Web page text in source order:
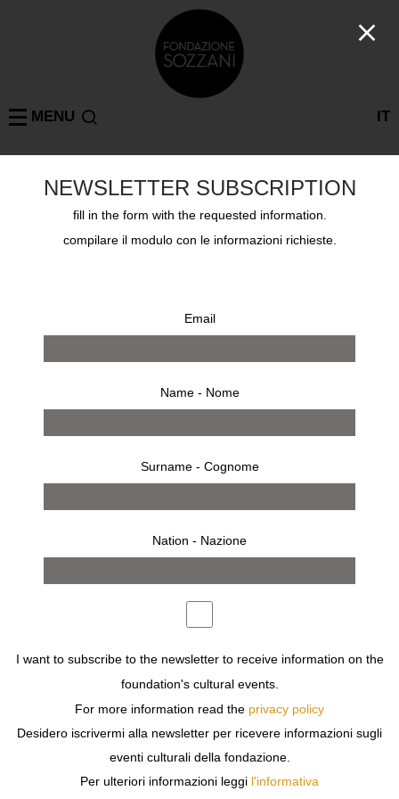
IT
MENU
EDWARD STEICHEN
MILAN
EDWARD STEICHEN
NEWSLETTER SUBSCRIPTION
fill in the form with the requested information.
compilare il modulo con le informazioni richieste.
Email
Name - Nome
Surname - Cognome
Nation - Nazione
I want to subscribe to the newsletter to receive information on the
foundation's cultural events.
For more information read the privacy policy
Desidero iscrivermi alla newsletter per ricevere informazioni sugli
eventi culturali della fondazione.
Per ulteriori informazioni leggi l'informativa